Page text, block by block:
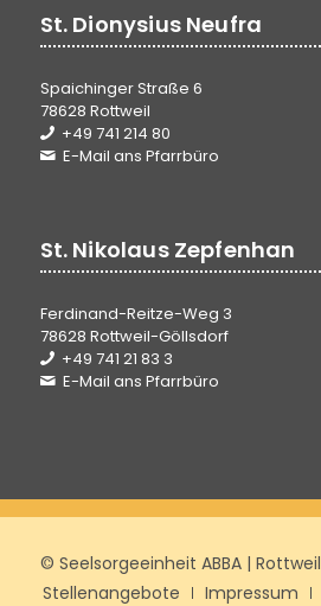
St. Dionysius Neufra
Spaichinger Straße 6
78628 Rottweil
+49 741 214 80
E-Mail ans Pfarrbüro
St. Nikolaus Zepfenhan
Ferdinand-Reitze-Weg 3
78628 Rottweil-Göllsdorf
+49 741 21 83 3
E-Mail ans Pfarrbüro
© Seelsorgeeinheit ABBA | Rottweil
Stellenangebote
Impressum